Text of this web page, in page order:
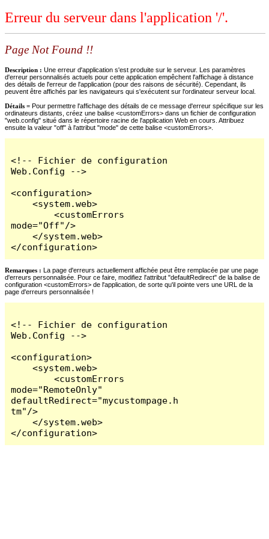
Erreur du serveur dans l'application '/'.
Page Not Found !!
Description : Une erreur d'application s'est produite sur le serveur. Les paramètres
d'erreur personnalisés actuels pour cette application empêchent l'affichage à distance
des détails de l'erreur de l'application (pour des raisons de sécurité). Cependant, ils
peuvent être affichés par les navigateurs qui s'exécutent sur l'ordinateur serveur local.
Détails = Pour permettre l'affichage des détails de ce message d'erreur spécifique sur les
ordinateurs distants, créez une balise <customErrors> dans un fichier de configuration
"web.config" situé dans le répertoire racine de l'application Web en cours. Attribuez
ensuite la valeur "off" à l'attribut "mode" de cette balise <customErrors>.
<!-- Fichier de configuration
Web.Config -->
<configuration>
    <system.web>
        <customErrors
mode="Off"/>
    </system.web>
</configuration>
Remarques : La page d'erreurs actuellement affichée peut être remplacée par une page
d'erreurs personnalisée. Pour ce faire, modifiez l'attribut "defaultRedirect" de la balise de
configuration <customErrors> de l'application, de sorte qu'il pointe vers une URL de la
page d'erreurs personnalisée !
<!-- Fichier de configuration
Web.Config -->
<configuration>
    <system.web>
        <customErrors
mode="RemoteOnly"
defaultRedirect="mycustompage.h
tm"/>
    </system.web>
</configuration>